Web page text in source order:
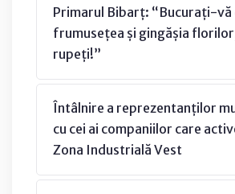
Primarul Bibarț: “Bucurați-vă
frumusețea și gingășia
rupeți!”
Întâlnire a reprezentanților
cu cei ai companiilor care
Zona Industrială Vest